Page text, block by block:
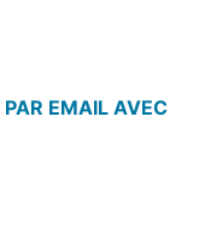
PAR EMAIL AVEC